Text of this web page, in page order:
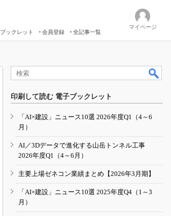
ブックレット 会員登録 全記事一覧
マイページ
印刷して読む 電子ブックレット
「AI×建設」ニュース10選 2026年度Q1（4～6
月）
AI／3Dデータで進化する山岳トンネル工事
2026年度Q1（4～6月）
主要上場ゼネコン業績まとめ【2026年3月期】
「AI×建設」ニュース10選 2025年度Q4（1～3
月）